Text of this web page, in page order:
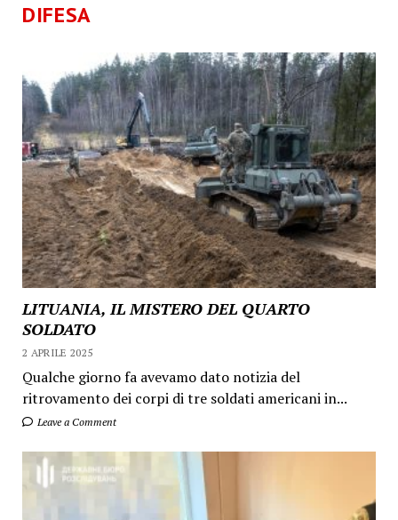
DIFESA
LITUANIA, IL MISTERO DEL QUARTO
SOLDATO
2 APRILE 2025
Qualche giorno fa avevamo dato notizia del
ritrovamento dei corpi di tre soldati americani in...
Leave a Comment